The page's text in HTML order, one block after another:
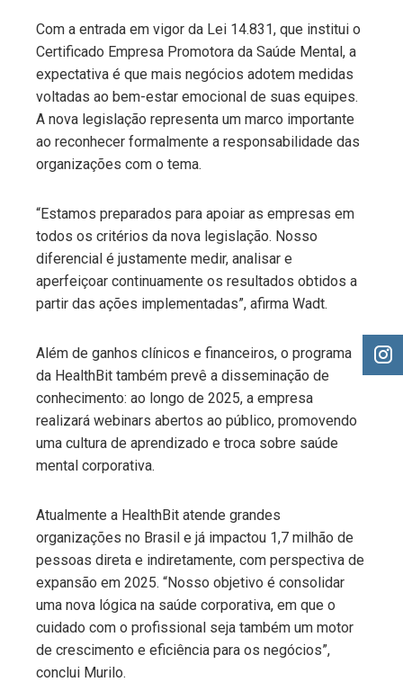
Com a entrada em vigor da Lei 14.831, que institui o
Certificado Empresa Promotora da Saúde Mental, a
expectativa é que mais negócios adotem medidas
voltadas ao bem-estar emocional de suas equipes.
A nova legislação representa um marco importante
ao reconhecer formalmente a responsabilidade das
organizações com o tema.
“Estamos preparados para apoiar as empresas em
todos os critérios da nova legislação. Nosso
diferencial é justamente medir, analisar e
aperfeiçoar continuamente os resultados obtidos a
partir das ações implementadas”, afirma Wadt.
Além de ganhos clínicos e financeiros, o programa
da HealthBit também prevê a disseminação de
conhecimento: ao longo de 2025, a empresa
realizará webinars abertos ao público, promovendo
uma cultura de aprendizado e troca sobre saúde
mental corporativa.
Atualmente a HealthBit atende grandes
organizações no Brasil e já impactou 1,7 milhão de
pessoas direta e indiretamente, com perspectiva de
expansão em 2025. “Nosso objetivo é consolidar
uma nova lógica na saúde corporativa, em que o
cuidado com o profissional seja também um motor
de crescimento e eficiência para os negócios”,
conclui Murilo.